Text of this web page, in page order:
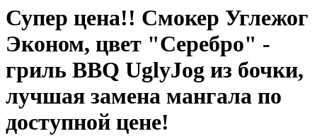
Супер цена!! Смокер Углежог
Эконом, цвет "Серебро" -
гриль BBQ UglyJog из бочки,
лучшая замена мангала по
доступной цене!